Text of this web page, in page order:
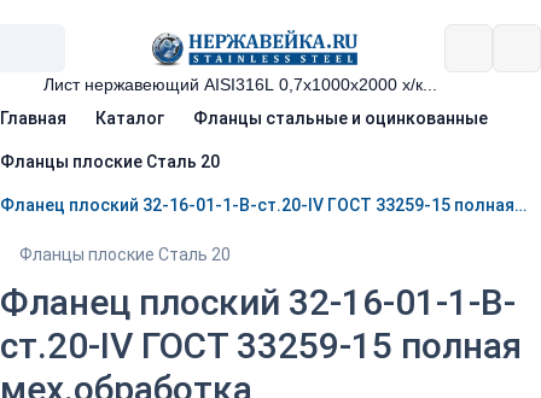
Главная Каталог Фланцы стальные и оцинкованные
Фланцы плоские Сталь 20
Фланец плоский 32-16-01-1-B-ст.20-IV ГОСТ 33259-15 полная мех.обработка
Фланцы плоские Сталь 20
Фланец плоский 32-16-01-1-B-
ст.20-IV ГОСТ 33259-15 полная
мех.обработка